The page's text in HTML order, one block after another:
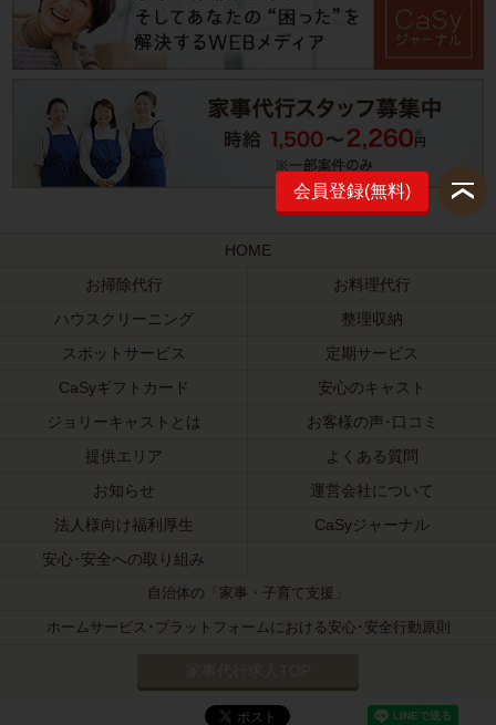
会員登録(無料)
HOME
お掃除代行
お料理代行
ハウスクリーニング
整理収納
スポットサービス
定期サービス
CaSyギフトカード
安心のキャスト
ジョリーキャストとは
お客様の声･口コミ
提供エリア
よくある質問
お知らせ
運営会社について
法人様向け福利厚生
CaSyジャーナル
安心･安全への取り組み
自治体の「家事・子育て支援」
ホームサービス･プラットフォームにおける安心･安全行動原則